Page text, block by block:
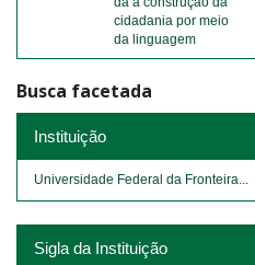
cidadania por meio
da linguagem
Busca facetada
Instituição
Universidade Federal da Fronteira...
Sigla da Instituição